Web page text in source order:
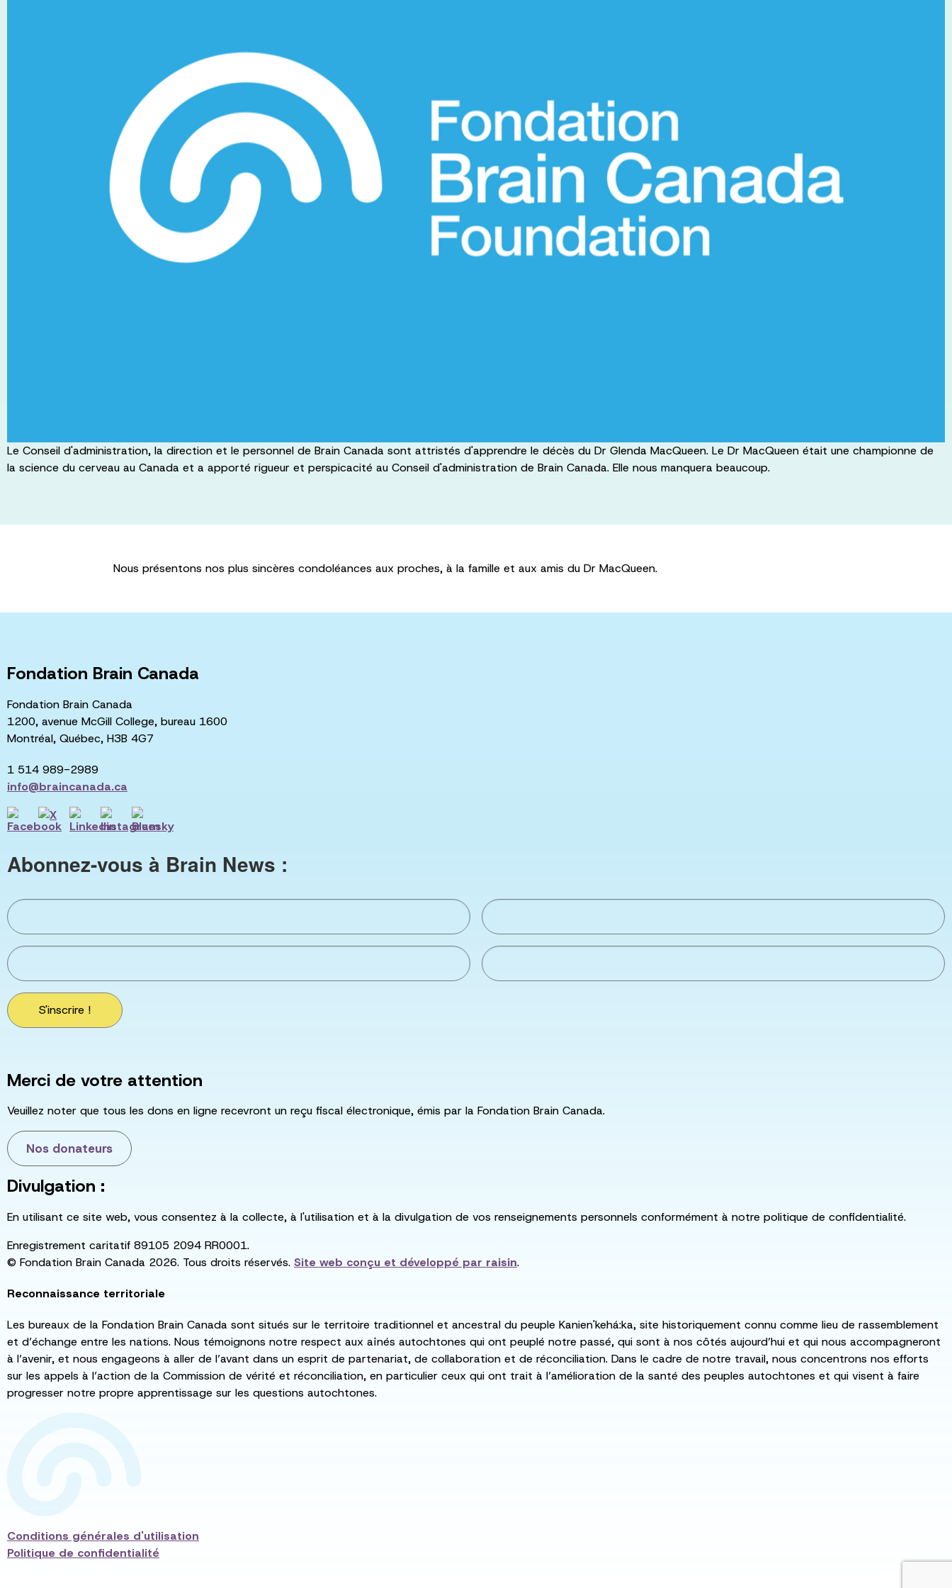
Le Conseil d'administration, la direction et le personnel de Brain Canada sont attristés d'apprendre le décès du Dr Glenda MacQueen. Le Dr MacQueen était une championne de
la science du cerveau au Canada et a apporté rigueur et perspicacité au Conseil d'administration de Brain Canada. Elle nous manquera beaucoup.
Nous présentons nos plus sincères condoléances aux proches, à la famille et aux amis du Dr MacQueen.
Fondation Brain Canada
Fondation Brain Canada
1200, avenue McGill College, bureau 1600
Montréal, Québec, H3B 4G7
1 514 989-2989
info@braincanada.ca
Abonnez-vous à Brain News :
S'inscrire !
Merci de votre attention
Veuillez noter que tous les dons en ligne recevront un reçu fiscal électronique, émis par la Fondation Brain Canada.
Nos donateurs
Divulgation :
En utilisant ce site web, vous consentez à la collecte, à l'utilisation et à la divulgation de vos renseignements personnels conformément à notre politique de confidentialité.
Enregistrement caritatif 89105 2094 RR0001.
© Fondation Brain Canada 2026. Tous droits réservés. Site web conçu et développé par raisin.
Reconnaissance territoriale
Les bureaux de la Fondation Brain Canada sont situés sur le territoire traditionnel et ancestral du peuple Kanien'kehá:ka, site historiquement connu comme lieu de rassemblement
et d’échange entre les nations. Nous témoignons notre respect aux aînés autochtones qui ont peuplé notre passé, qui sont à nos côtés aujourd’hui et qui nous accompagneront
à l’avenir, et nous engageons à aller de l’avant dans un esprit de partenariat, de collaboration et de réconciliation. Dans le cadre de notre travail, nous concentrons nos efforts
sur les appels à l’action de la Commission de vérité et réconciliation, en particulier ceux qui ont trait à l’amélioration de la santé des peuples autochtones et qui visent à faire
progresser notre propre apprentissage sur les questions autochtones.
Conditions générales d'utilisation
Politique de confidentialité